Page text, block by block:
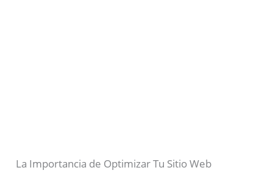
La Importancia de Optimizar Tu Sitio Web